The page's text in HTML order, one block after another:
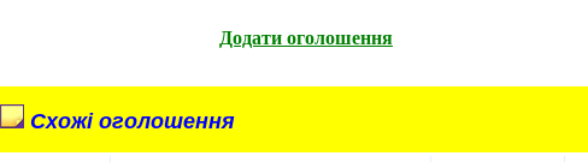
Додати оголошення
Схожі оголошення